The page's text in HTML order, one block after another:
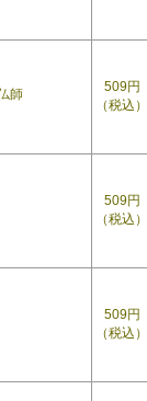
師
509円
（税込）
509円
（税込）
509円
（税込）